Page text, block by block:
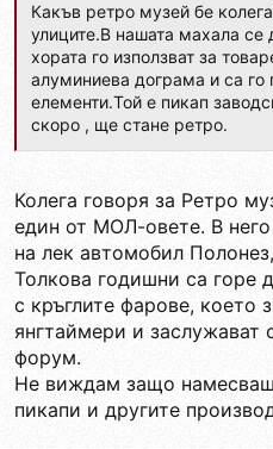
Какъв ретро музей бе
улиците.В нашата махала
хората го използват за
алуминиева дограма и са го
елементи.Той е пикап
скоро , ще стане ретро.
Колега говоря за Ретро
един от МОЛ-овете. В
на лек автомобил
Толкова годишни са горе
с кръглите фарове, което
янгтаймери и заслужават
форум.
Не виждам защо
пикапи и другите